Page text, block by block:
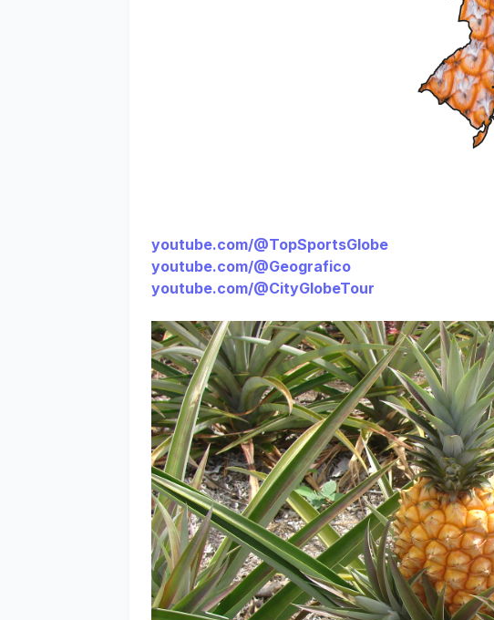
youtube.com/@TopSportsGlobe
youtube.com/@Geografico
youtube.com/@CityGlobeTour